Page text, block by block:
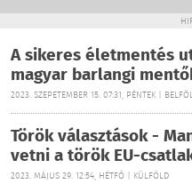
A sikeres életmentés
magyar barlangi
2023. SZEPETEMBER 15. 07:31, PÉNTEK |
Török választások -
vetni a török EU-
2023. MÁJUS 29. 12:54, HÉTFŐ | KÜLFÖLD